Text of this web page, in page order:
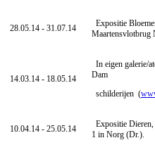
28.05.14 - 31.07.14
Expositie
Maartensvlotbrug
14.03.14 - 18.05.14
In eigen galerie/
Dam
schilderijen (
10.04.14 - 25.05.14
Expositie
1 in Norg (Dr.).